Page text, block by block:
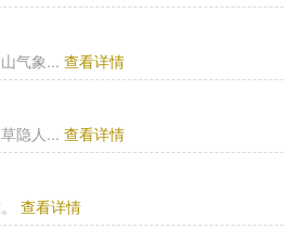
气象... 查看详情
隐人... 查看详情
查看详情